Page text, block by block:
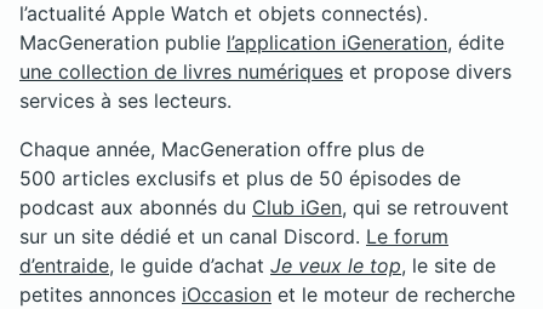
l’actualité Apple Watch et objets connectés).
MacGeneration publie l’application iGeneration, édite
une collection de livres numériques et propose divers
services à ses lecteurs.
Chaque année, MacGeneration offre plus de
500 articles exclusifs et plus de 50 épisodes de
podcast aux abonnés du Club iGen, qui se retrouvent
sur un site dédié et un canal Discord. Le forum
d’entraide, le guide d’achat Je veux le top, le site de
petites annonces iOccasion et le moteur de recherche